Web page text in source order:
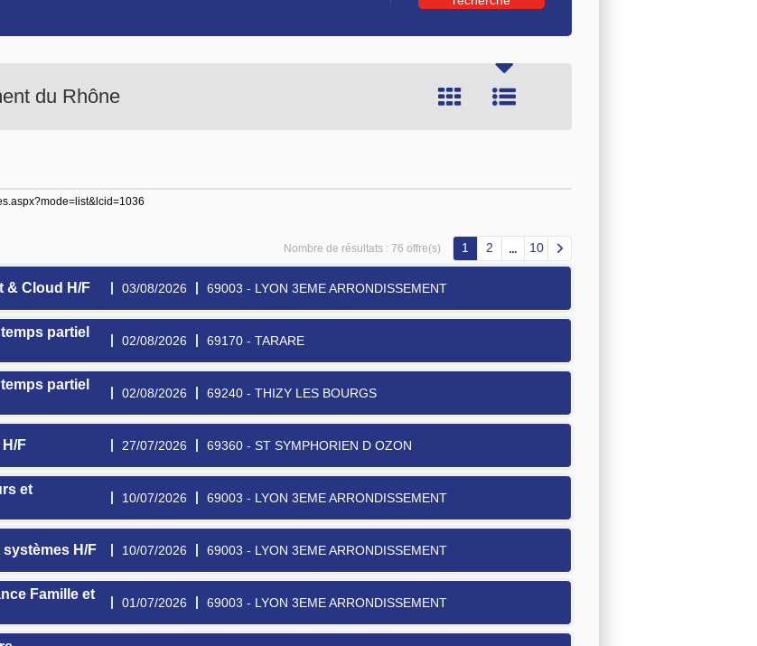
du Rhône
Nombre de résultats : 76 offre(s) 1 2 10
& Cloud H/F 03/08/2026 69003 - LYON 3EME ARRONDISSEMENT
partiel
02/08/2026 69170 - TARARE
partiel
02/08/2026 69240 - THIZY LES BOURGS
F 27/07/2026 69360 - ST SYMPHORIEN D OZON
et
10/07/2026 69003 - LYON 3EME ARRONDISSEMENT
H/F 10/07/2026 69003 - LYON 3EME ARRONDISSEMENT
Famille et
01/07/2026 69003 - LYON 3EME ARRONDISSEMENT